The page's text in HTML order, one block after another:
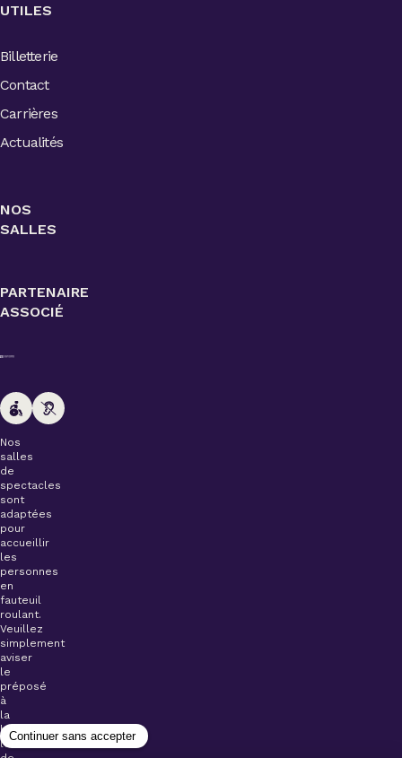
UTILES
Billetterie
Contact
Carrières
Actualités
NOS
SALLES
PARTENAIRE
ASSOCIÉ
Nos
salles
de
spectacles
sont
adaptées
pour
accueillir
les
personnes
en
fauteuil
roulant.
Veuillez
simplement
aviser
le
préposé
à
la
billetterie
lors